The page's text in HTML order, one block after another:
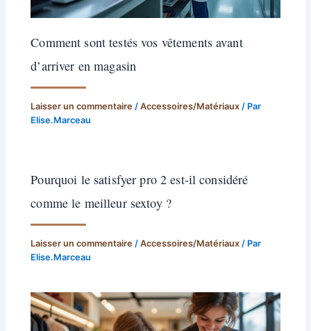
Comment sont testés vos vêtements avant
d’arriver en magasin
Laisser un commentaire /Accessoires/Matériaux / Par
Elise.Marceau
Pourquoi le satisfyer pro 2 est-il considéré
comme le meilleur sextoy ?
Laisser un commentaire /Accessoires/Matériaux / Par
Elise.Marceau